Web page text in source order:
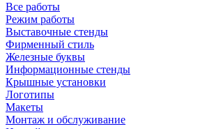
Все работы
Режим работы
Выставочные стенды
Фирменный стиль
Железные буквы
Информационные стенды
Крышные установки
Логотипы
Макеты
Монтаж и обслуживание